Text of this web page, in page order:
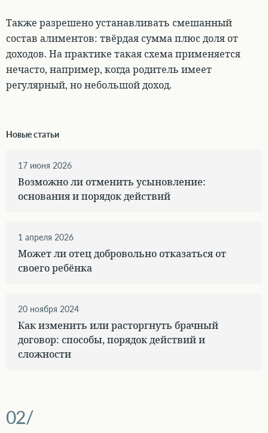
Также разрешено устанавливать смешанный
состав алиментов: твёрдая сумма плюс доля от
доходов. На практике такая схема применяется
нечасто, например, когда родитель имеет
регулярный, но небольшой доход.
Новые статьи
17 июня 2026
Возможно ли отменить усыновление:
основания и порядок действий
1 апреля 2026
Может ли отец добровольно отказаться от
своего ребёнка
20 ноября 2024
Как изменить или расторгнуть брачный
договор: способы, порядок действий и
сложности